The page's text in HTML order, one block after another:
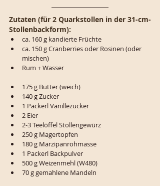
Zutaten (für 2 Quarkstollen in der 31-cm-
Stollenbackform):
ca. 160 g kandierte Früchte
ca. 150 g Cranberries oder Rosinen (oder
mischen)
Rum + Wasser
175 g Butter (weich)
140 g Zucker
1 Packerl Vanillezucker
2 Eier
2-3 Teelöffel Stollengewürz
250 g Magertopfen
180 g Marzipanrohmasse
1 Packerl Backpulver
500 g Weizenmehl (W480)
70 g gemahlene Mandeln